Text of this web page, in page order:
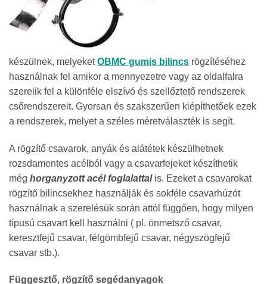
készülnek, melyeketOBMC gumis bilincs rögzítéséhez
használnak fel amikor a mennyezetre vagy az oldalfalra
szerelik fel a különféle elszívó és szellőztető rendszerek
csőrendszereit. Gyorsan és szakszerűen kiépíthetőek ezek
a rendszerek, melyet a széles méretválaszték is segít.
A rögzítő csavarok, anyák és alátétek készülhetnek
rozsdamentes acélból vagy a csavarfejeket készíthetik
még horganyzott acél foglalattalis. Ezeket a csavarokat
rögzítő bilincsekhez használják és sokféle csavarhúzót
használnak a szerelésük során attól függően, hogy milyen
típusú csavart kell használni ( pl. önmetsző csavar,
keresztfejű csavar, félgömbfejű csavar, négyszögfejű
csavar stb.).
Függesztő, rögzítő segédanyagok